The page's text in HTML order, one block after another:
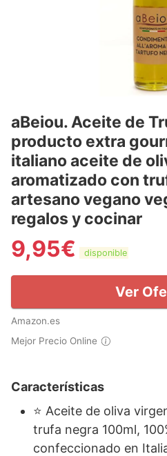
aBeiou. Aceite de
producto extra
italiano aceite de
aromatizado con
artesano vegano
regalos y cocinar
9,95€ disponible
Ver
Amazon.es
Mejor Precio Online
Características
⭐ Aceite de oliva
trufa negra 100ml,
confeccionado en